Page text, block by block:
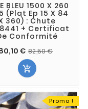
BLEU 1500 X 260
(Plat Ep 15 X 84
360) : Chute
+ Certificat
Conformité
€ 82,50 €

Promo !